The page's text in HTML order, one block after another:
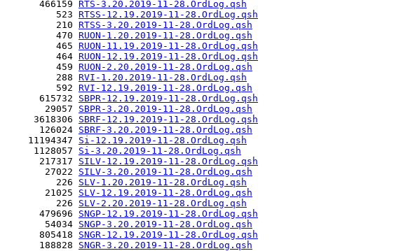
      466159
RTS-3.20.2019-11-28.OrdLog.qsh
         523
RTSS-12.19.2019-11-28.OrdLog.qsh
         210
RTSS-3.20.2019-11-28.OrdLog.qsh
         470
RUON-1.20.2019-11-28.OrdLog.qsh
         465
RUON-11.19.2019-11-28.OrdLog.qsh
         464
RUON-12.19.2019-11-28.OrdLog.qsh
         459
RUON-2.20.2019-11-28.OrdLog.qsh
         288
RVI-1.20.2019-11-28.OrdLog.qsh
         592
RVI-12.19.2019-11-28.OrdLog.qsh
      615732
SBPR-12.19.2019-11-28.OrdLog.qsh
       29057
SBPR-3.20.2019-11-28.OrdLog.qsh
     3618306
SBRF-12.19.2019-11-28.OrdLog.qsh
      126024
SBRF-3.20.2019-11-28.OrdLog.qsh
    11194347
Si-12.19.2019-11-28.OrdLog.qsh
     1128057
Si-3.20.2019-11-28.OrdLog.qsh
      217317
SILV-12.19.2019-11-28.OrdLog.qsh
       27022
SILV-3.20.2019-11-28.OrdLog.qsh
         226
SLV-1.20.2019-11-28.OrdLog.qsh
       21025
SLV-12.19.2019-11-28.OrdLog.qsh
         226
SLV-2.20.2019-11-28.OrdLog.qsh
      479696
SNGP-12.19.2019-11-28.OrdLog.qsh
       54034
SNGP-3.20.2019-11-28.OrdLog.qsh
      805418
SNGR-12.19.2019-11-28.OrdLog.qsh
      188828
SNGR-3.20.2019-11-28.OrdLog.qsh